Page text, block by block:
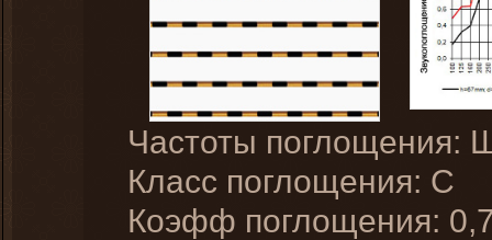
Частоты поглощения:
Класс поглощения: C
Коэфф поглощения: